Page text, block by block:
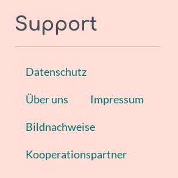
Support
Datenschutz
Über uns Impressum
Bildnachweise
Kooperationspartner